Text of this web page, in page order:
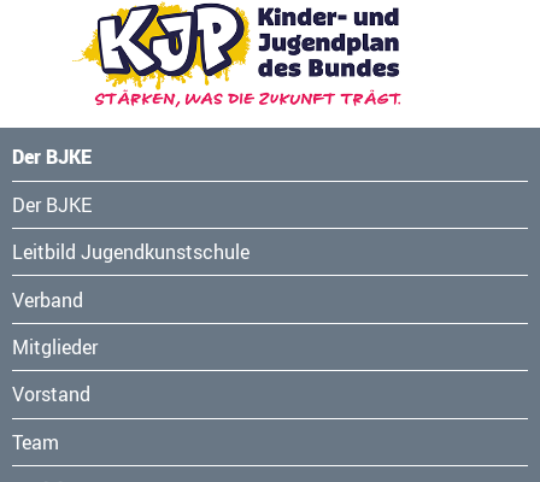
Der BJKE
Navigation
überspringen
Der BJKE
Leitbild Jugendkunstschule
Verband
Mitglieder
Vorstand
Team